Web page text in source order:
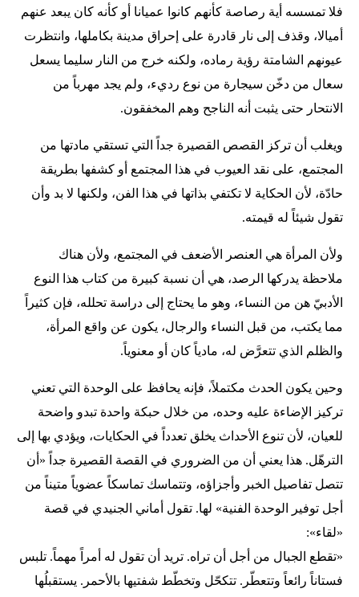
فلا تمسسه أية رصاصة كأنهم كانوا عميانا أو كأنه كان يبعد عنهم
أميالا، وقذف إلى نار قادرة على إحراق مدينة بكاملها، وانتظرت
عيونهم الشامتة رؤية رماده، ولكنه خرج من النار سليما يسعل
سعال من دخّن سيجارة من نوع رديء، ولم يجد مهرباً من
الانتحار حتى يثبت أنه الناجح وهم المخفقون.
ويغلب أن تركز القصص القصيرة جداً التي تستقي مادتها من
المجتمع، على نقد العيوب في هذا المجتمع أو كشفها بطريقة
حادّة، لأن الحكاية لا تكتفي بذاتها في هذا الفن، ولكنها لا بد وأن
تقول شيئاً له قيمته.
ولأن المرأة هي العنصر الأضعف في المجتمع، ولأن هناك
ملاحظة يدركها الرصد، هي أن نسبة كبيرة من كتاب هذا النوع
الأدبيّ هن من النساء، وهو ما يحتاج إلى دراسة تحلله، فإن كثيراً
مما يكتب، من قبل النساء والرجال، يكون عن واقع المرأة،
والظلم الذي تتعرَّض له، مادياً كان أو معنوياً.
وحين يكون الحدث مكتملاً، فإنه يحافظ على الوحدة التي تعني
تركيز الإضاءة عليه وحده، من خلال حبكة واحدة تبدو واضحة
للعيان، لأن تنوع الأحداث يخلق تعدداً في الحكايات، ويؤدي بها إلى
الترهّل. هذا يعني أن من الضروري في القصة القصيرة جداً «أن
تتصل تفاصيل الخبر وأجزاؤه، وتتماسك تماسكاً عضوياً متيناً من
أجل توفير الوحدة الفنية» لها. تقول أماني الجنيدي في قصة
«لقاء»:
«تقطع الجبال من أجل أن تراه. تريد أن تقول له أمراً مهماً. تلبس
فستاناً رائعاً وتتعطّر. تتكحّل وتخطّط شفتيها بالأحمر. يستقبلُها